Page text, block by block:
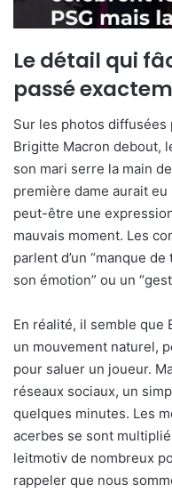
Le détail qui
passé
Sur les photos diffusées
Brigitte Macron debout,
son mari serre la main
première dame aurait
peut-être une
mauvais moment. Les
parlent d’un “manque
son émotion” ou un
En réalité, il semble que
un mouvement naturel,
pour saluer un joueur.
réseaux sociaux, un
quelques minutes. Les
acerbes se sont
leitmotiv de nombreux
rappeler que nous